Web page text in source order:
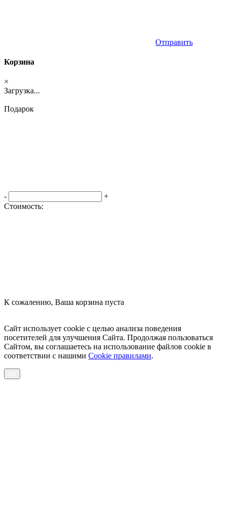
Отправить
Корзина
×
Загрузка...
Подарок
-
+
Стоимость:
К сожалению, Ваша корзина пуста
Сайт использует cookie с целью анализа поведения
посетителей для улучшения Сайта. Продолжая пользоваться
Сайтом, вы соглашаетесь на использование файлов cookie в
соответствии с нашими Cookiе правилами.